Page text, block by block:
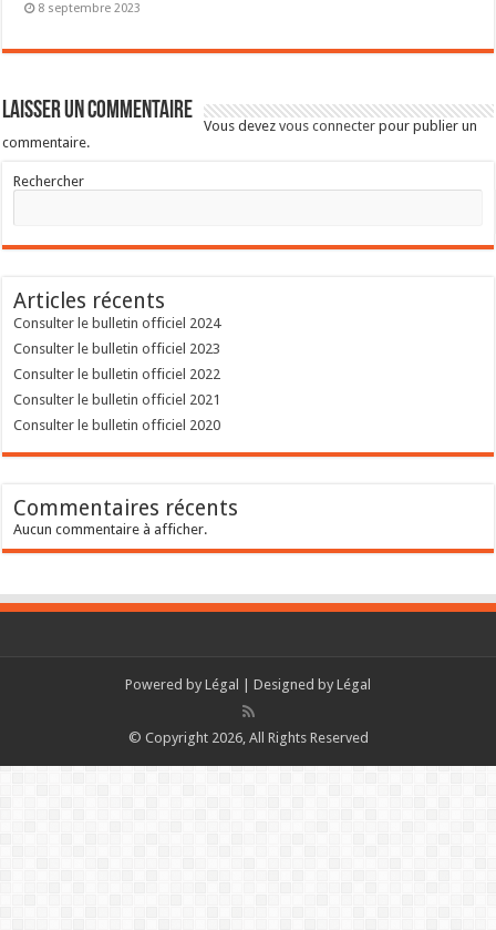
8 septembre 2023
Laisser un commentaire
Vous devezvous connecter pour publier un
commentaire.
Rechercher
Articles récents
Consulter le bulletin officiel 2024
Consulter le bulletin officiel 2023
Consulter le bulletin officiel 2022
Consulter le bulletin officiel 2021
Consulter le bulletin officiel 2020
Commentaires récents
Aucun commentaire à afficher.
Powered by Légal | Designed by Légal
© Copyright 2026, All Rights Reserved